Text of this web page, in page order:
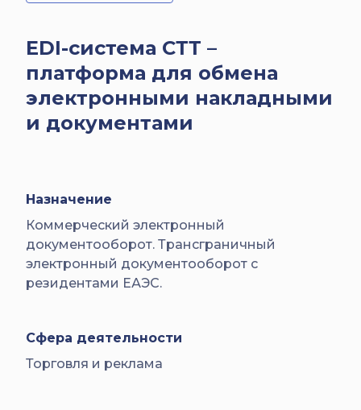
EDI-система СТТ –
платформа для обмена
электронными накладными
и документами
Назначение
Коммерческий электронный
документооборот. Трансграничный
электронный документооборот с
резидентами ЕАЭС.
Сфера деятельности
Торговля и реклама